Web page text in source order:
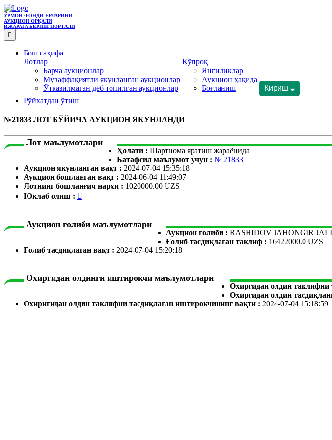
ЎРМОН ФОНДИ ЕРЛАРИНИ
АУКЦИОН ОРҚАЛИ
ИЖАРАГА БEРИШ ПОРТАЛИ
Бош саҳифа
Лотлар
Барча аукционлар
Муваффақиятли якунланган аукционлар
Ўтказилмаган деб топилган аукционлар
Кўпроқ
Янгиликлар
Аукцион ҳақида
Боғланиш
Кириш
Рўйхатдан ўтиш
№21833 ЛОТ БЎЙИЧА АУКЦИОН ЯКУНЛАНДИ
Лот маълумотлари
Ҳолати : Шартнома яратиш жараёнида
Батафсил маълумот учун : № 21833
Aукцион якунланган вақт : 2024-07-04 15:35:18
Аукцион бошланган вақт : 2024-06-04 11:49:07
Лотнинг бошланғич нархи : 1020000.00 UZS
Юклаб олиш :
Аукцион ғолиби маълумотлари
Аукцион ғолиби : RASHIDOV JAHONGIR
Ғолиб тасдиқлаган таклиф : 16422000.0 UZS
Ғолиб тасдиқлаган вақт : 2024-07-04 15:20:18
Охиргидан олдинги иштирокчи маълумотлари
Охиргидан олдин таклифни
Охиргидан олдин
Охиригидан олдин таклифни тасдиқлаган иштирокчининг вақти : 2024-07-04 15:18:59